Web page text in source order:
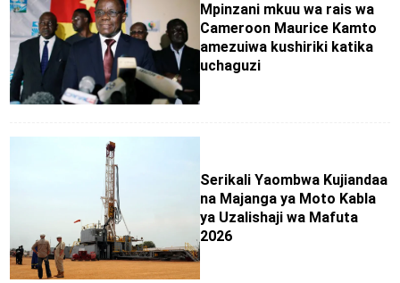
Mpinzani mkuu wa rais wa
Cameroon Maurice Kamto
amezuiwa kushiriki katika
uchaguzi
Serikali Yaombwa Kujiandaa
na Majanga ya Moto Kabla
ya Uzalishaji wa Mafuta
2026